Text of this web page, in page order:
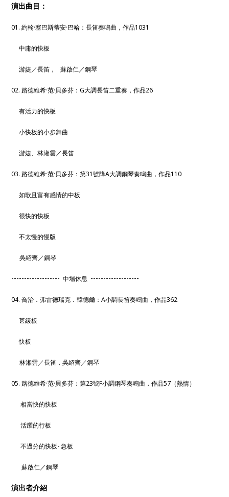
演出曲目：
01. 約翰·塞巴斯蒂安·巴哈：長笛奏鳴曲，作品1031
中庸的快板
游婕／長笛， 蘇啟仁／鋼琴
02. 路德維希·范·貝多芬：G大調長笛二重奏，作品26
有活力的快板
小快板的小步舞曲
游婕、林湘雲／長笛
03. 路德維希·范·貝多芬：第31號降A大調鋼琴奏鳴曲，作品110
如歌且富有感情的中板
很快的快板
不太慢的慢版
吳紹齊／鋼琴
------------------- 中場休息 -------------------
04. 喬治．弗雷德瑞克．韓德爾：A小調長笛奏鳴曲，作品362
甚緩板
快板
林湘雲／長笛，吳紹齊／鋼琴
05. 路德維希·范·貝多芬：第23號F小調鋼琴奏鳴曲，作品57（熱情）
相當快的快板
活躍的行板
不過分的快板- 急板
蘇啟仁／鋼琴
演出者介紹